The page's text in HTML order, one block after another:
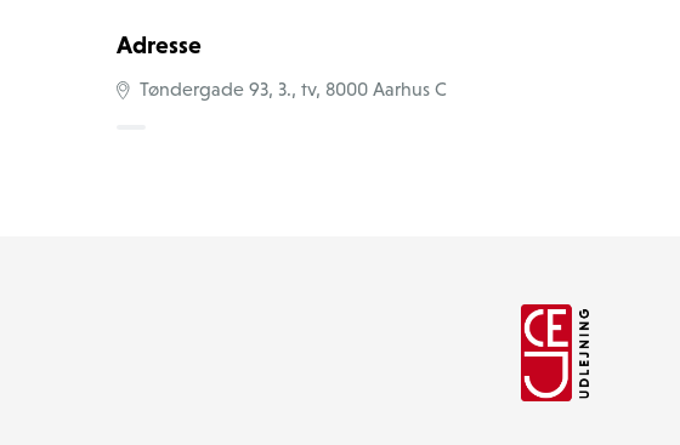
Adresse
Tøndergade 93, 3., tv, 8000 Aarhus C